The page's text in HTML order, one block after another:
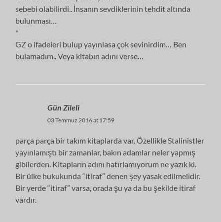
sebebi olabilirdi.. İnsanın sevdiklerinin tehdit altında
bulunması…
*
GZ o ifadeleri bulup yayınlasa çok sevinirdim… Ben
bulamadım.. Veya kitabın adını verse…
Gün Zileli
03 Temmuz 2016 at 17:59
parça parça bir takım kitaplarda var. Özellikle Stalinistler
yayınlamıştı bir zamanlar, bakın adamlar neler yapmış
gibilerden. Kitapların adını hatırlamıyorum ne yazık ki.
Bir ülke hukukunda “itiraf” denen şey yasak edilmelidir.
Bir yerde “itiraf” varsa, orada şu ya da bu şekilde itiraf
vardır.